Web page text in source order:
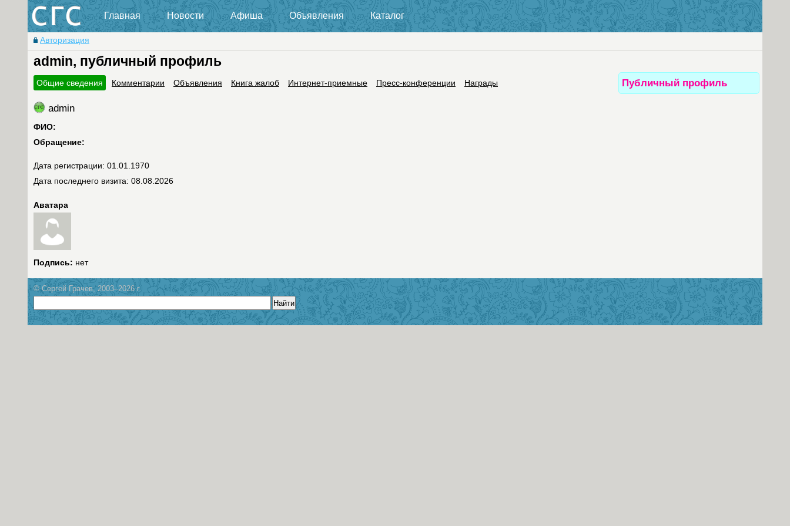
Главная Новости Афиша Объявления Каталог
Авторизация
admin, публичный профиль
Публичный профиль
Общие сведения Комментарии Объявления Книга жалоб Интернет-приемные Пресс-конференции Награды
admin
ФИО:
Обращение:
Дата регистрации: 01.01.1970
Дата последнего визита: 08.08.2026
Аватара
Подпись: нет
© Сергей Грачев, 2003–2026 г.
Найти